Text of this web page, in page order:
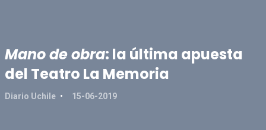
Mano de obra: la última apuesta
del Teatro La Memoria
Diario Uchile 15-06-2019